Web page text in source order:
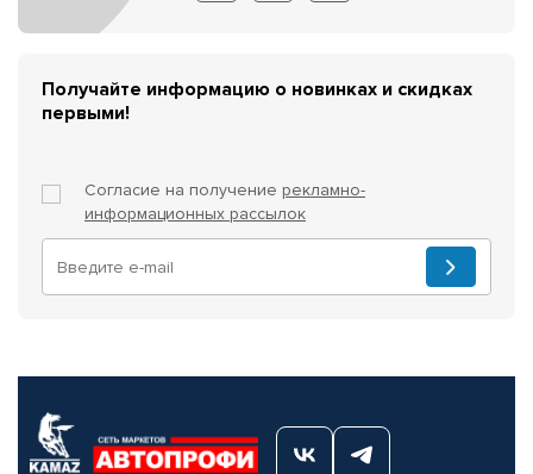
Получайте информацию о новинках и скидках
первыми!
Согласие на получение рекламно-
информационных рассылок